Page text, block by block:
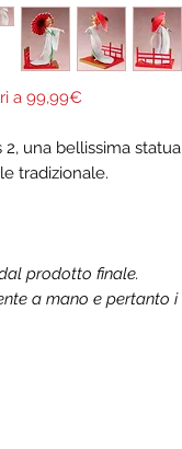
a 99,99€
una bellissima statua
tradizionale.
prodotto finale.
a mano e pertanto i